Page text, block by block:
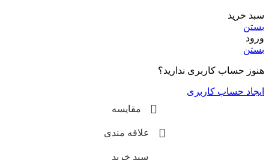
سبد خرید
بستن
ورود
بستن
هنوز حساب کاربری ندارید؟
ایجاد حساب کاربری
مقایسه
علاقه مندی
سبد خرید